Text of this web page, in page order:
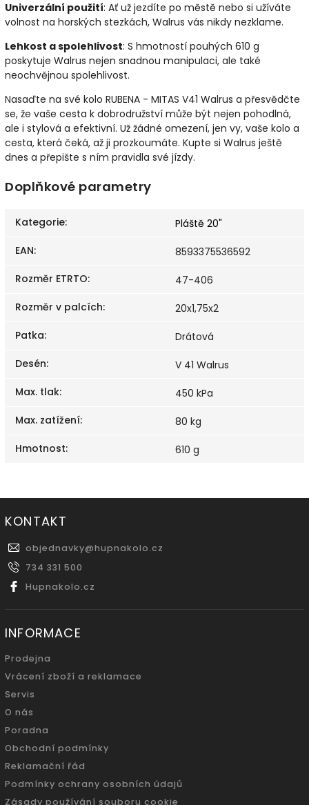
Univerzální použití: Ať už jezdíte po městě nebo si užíváte
volnost na horských stezkách, Walrus vás nikdy nezklame.
Lehkost a spolehlivost: S hmotností pouhých 610 g
poskytuje Walrus nejen snadnou manipulaci, ale také
neochvějnou spolehlivost.
Nasaďte na své kolo RUBENA - MITAS V41 Walrus a přesvědčte
se, že vaše cesta k dobrodružství může být nejen pohodlná,
ale i stylová a efektivní. Už žádné omezení, jen vy, vaše kolo a
cesta, která čeká, až ji prozkoumáte. Kupte si Walrus ještě
dnes a přepište s ním pravidla své jízdy.
Doplňkové parametry
Kategorie:
Pláště 20"
EAN:
8593375536592
Rozměr ETRTO:
47-406
Rozměr v palcích:
20x1,75x2
Patka:
Drátová
Desén:
V 41 Walrus
Max. tlak:
450 kPa
Max. zatížení:
80 kg
Hmotnost: 610 g
KONTAKT
objednavky@hupnakolo.cz
734 331 500
Hupnakolo.cz
INFORMACE
Prodejna
Vrácení zboží a reklamace
Servis
O nás
Poradna
Obchodní podmínky
Reklamační řád
Podmínky ochrany osobních údajů
Zásady používání souboru cookie